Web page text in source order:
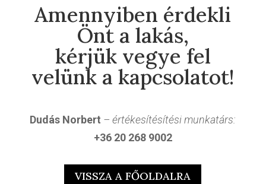
Amennyiben érdekli
Önt a lakás,
kérjük vegye fel
velünk a kapcsolatot!
Dudás Norbert – értékesítésítési munkatárs:
+36 20 268 9002
VISSZA A FŐOLDALRA